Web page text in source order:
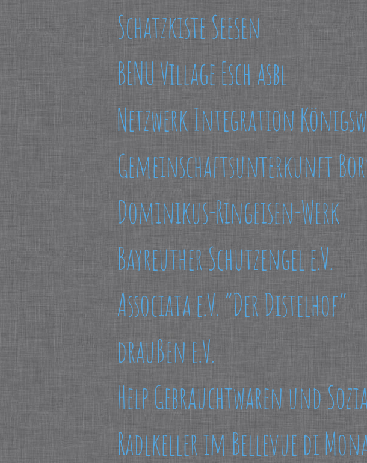
Schatzkiste Seesen
BENU Village Esch asbl
Netzwerk Integration
Gemeinschaftsunterkunft
Dominikus-Ringeisen-Werk
Bayreuther Schutzengel e.V.
Associata e.V. “Der Distelhof”
draußen e.V.
Help Gebrauchtwaren und
Radlkeller im Bellevue di